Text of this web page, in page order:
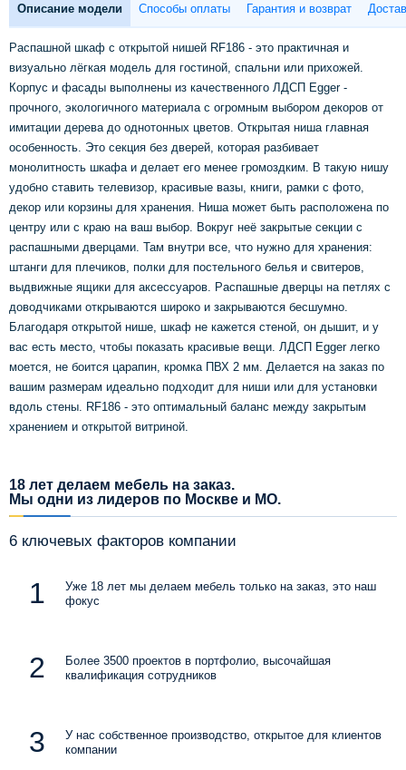
Описание модели Способы оплаты Гарантия и возврат
Распашной шкаф с открытой нишей RF186 - это практичная и
визуально лёгкая модель для гостиной, спальни или прихожей.
Корпус и фасады выполнены из качественного ЛДСП Egger -
прочного, экологичного материала с огромным выбором декоров от
имитации дерева до однотонных цветов. Открытая ниша главная
особенность. Это секция без дверей, которая разбивает
монолитность шкафа и делает его менее громоздким. В такую нишу
удобно ставить телевизор, красивые вазы, книги, рамки с фото,
декор или корзины для хранения. Ниша может быть расположена по
центру или с краю на ваш выбор. Вокруг неё закрытые секции с
распашными дверцами. Там внутри все, что нужно для хранения:
штанги для плечиков, полки для постельного белья и свитеров,
выдвижные ящики для аксессуаров. Распашные дверцы на петлях с
доводчиками открываются широко и закрываются бесшумно.
Благодаря открытой нише, шкаф не кажется стеной, он дышит, и у
вас есть место, чтобы показать красивые вещи. ЛДСП Egger легко
моется, не боится царапин, кромка ПВХ 2 мм. Делается на заказ по
вашим размерам идеально подходит для ниши или для установки
вдоль стены. RF186 - это оптимальный баланс между закрытым
хранением и открытой витриной.
18 лет делаем мебель на заказ.
Мы одни из лидеров по Москве и МО.
6 ключевых факторов компании
Уже 18 лет мы делаем мебель только на заказ, это наш
фокус
Более 3500 проектов в портфолио, высочайшая
квалификация сотрудников
У нас собственное производство, открытое для клиентов
компании